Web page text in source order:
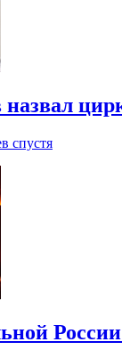
назвал
спустя